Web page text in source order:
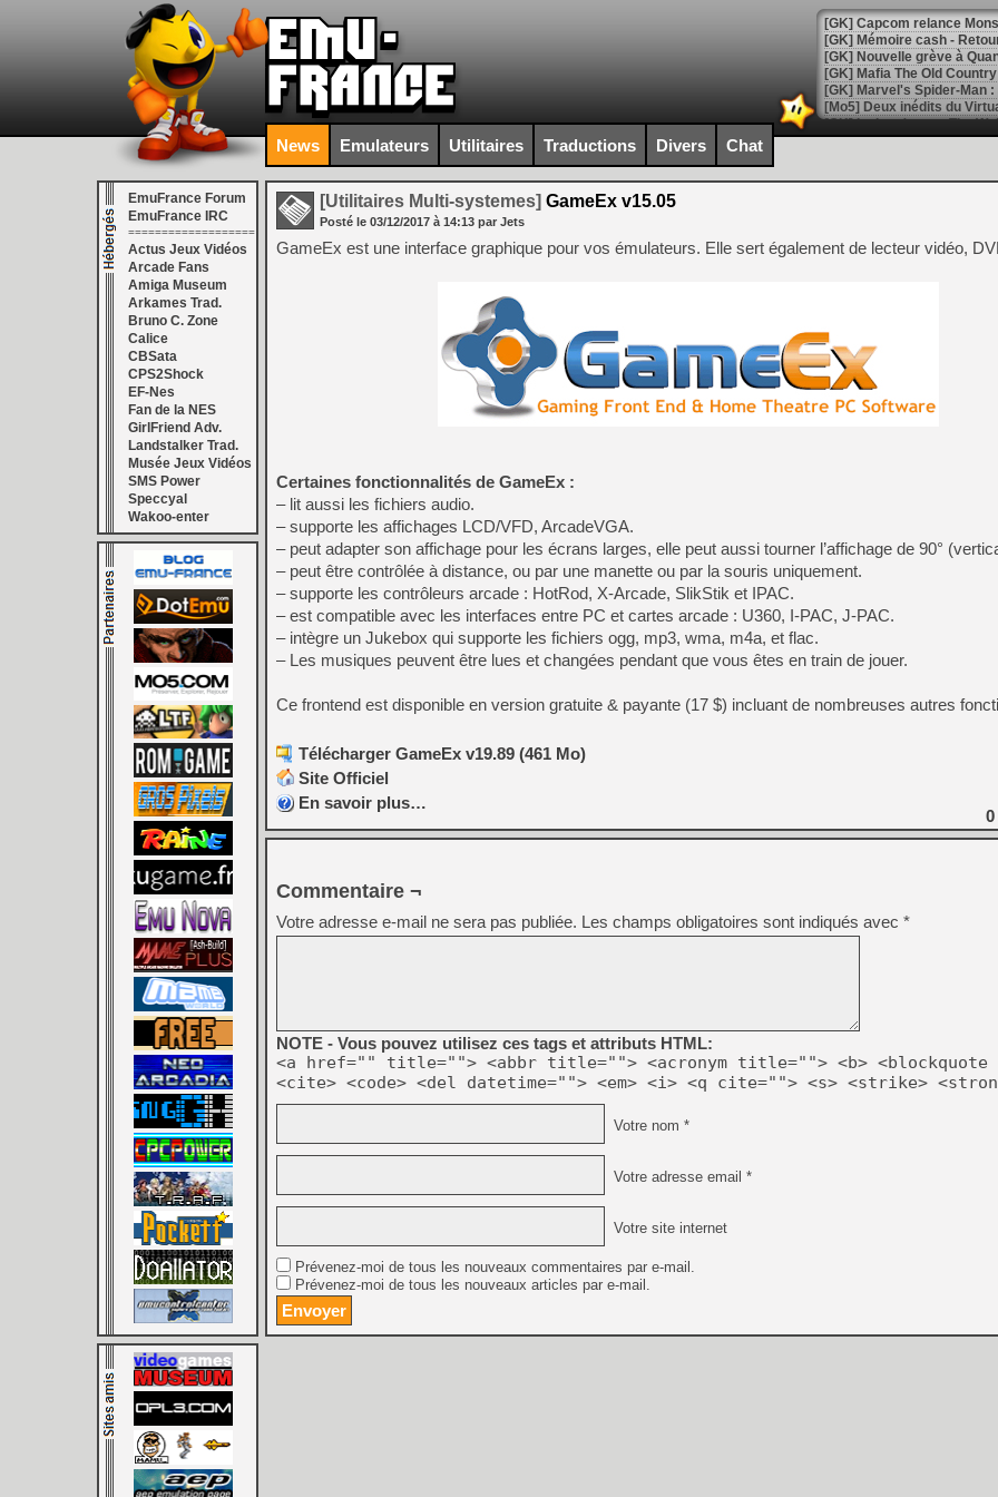
[GK] Capcom relance
[Mo5] Deux inédits du
[GK] Le beat'em up The
[GK] Endless Legend 2 :
[LS] [PS5] Le WebKit
[GK] Oubliez Crazy Taxi,
[LS] [Switch] NSZ 5.0.0
[GK] No More Room in
[GK] Un chatbot Atelier
[GK] Mémoire cash -
[GK] Nvidia : le prix des
[GK] Suikoden Star Leap
[Mo5] La mini borne
[GK] Atari renoue avec
[GK] Le studio de FIFA
[GK] La PlayStation 1 en
[GK] Dawn of War 4 : les
[GK] CloverPit : l'héritier
[GK] Stellar Blade : Blood
[GK] Palworld Online est
[GK] Wuchang 2 : le
[GK] Test : Big Walk est le
[GK] Starsand Island : la
[GK] La Xbox Series X
[GK] Moonlighter 2 : The
News Emulateurs Utilitaires Traductions Divers Chat
EmuFrance Forum
EmuFrance IRC
===================
Actus Jeux Vidéos
Arcade Fans
Amiga Museum
Arkames Trad.
Bruno C. Zone
Calice
CBSata
CPS2Shock
EF-Nes
Fan de la NES
GirlFriend Adv.
Landstalker Trad.
Musée Jeux Vidéos
SMS Power
Speccyal
Wakoo-enter
[Utilitaires Multi-systemes] GameEx v15.05
Posté le 03/12/2017 à 14:13 par Jets
GameEx est une interface graphique pour vos émulateurs. Elle sert également de lecteur vidéo,
Certaines fonctionnalités de GameEx :
– lit aussi les fichiers audio.
– supporte les affichages LCD/VFD, ArcadeVGA.
– peut adapter son affichage pour les écrans larges, elle peut aussi tourner l’affichage de 90°
– peut être contrôlée à distance, ou par une manette ou par la souris uniquement.
– supporte les contrôleurs arcade : HotRod, X-Arcade, SlikStik et IPAC.
– est compatible avec les interfaces entre PC et cartes arcade : U360, I-PAC, J-PAC.
– intègre un Jukebox qui supporte les fichiers ogg, mp3, wma, m4a, et flac.
– Les musiques peuvent être lues et changées pendant que vous êtes en train de jouer.
Ce frontend est disponible en version gratuite & payante (17 $) incluant de nombreuses autres
Télécharger GameEx v19.89 (461 Mo)
Site Officiel
En savoir plus…
0
Commentaire ¬
Votre adresse e-mail ne sera pas publiée. Les champs obligatoires sont indiqués avec *
NOTE - Vous pouvez utilisez ces tags et attributs HTML:
<a href="" title=""> <abbr title=""> <acronym title=""> <b> <blockquote
<cite> <code> <del datetime=""> <em> <i> <q cite=""> <s> <strike>
Votre nom *
Votre adresse email *
Votre site internet
Prévenez-moi de tous les nouveaux commentaires par e-mail.
Prévenez-moi de tous les nouveaux articles par e-mail.